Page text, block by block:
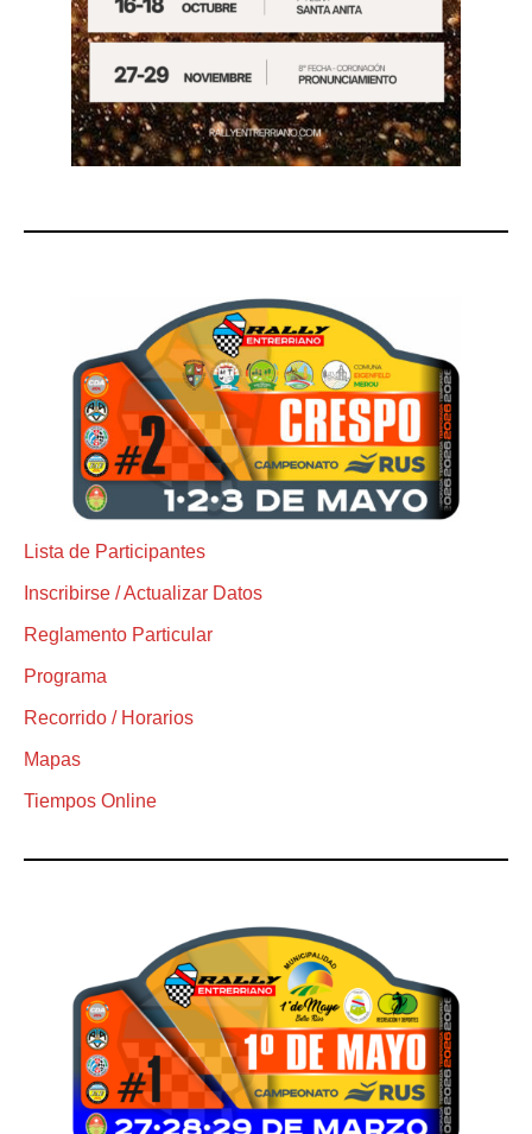
Lista de Participantes
Inscribirse / Actualizar Datos
Reglamento Particular
Programa
Recorrido / Horarios
Mapas
Tiempos Online